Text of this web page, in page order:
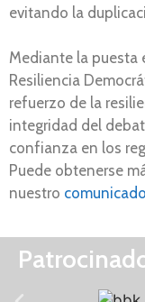
evitando la
Mediante la puesta
Resiliencia
refuerzo de la
integridad del
confianza en los
Puede obtenerse
nuestro